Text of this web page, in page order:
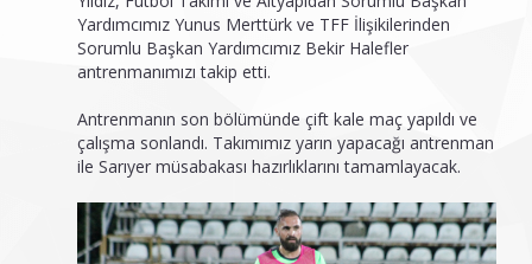
Yardımcımız Yunus Merttürk ve TFF İlişikilerinden
Sorumlu Başkan Yardımcımız Bekir Halefler
antrenmanımızı takip etti.
Antrenmanın son bölümünde çift kale maç yapıldı ve
çalışma sonlandı. Takımımız yarın yapacağı antrenman
ile Sarıyer müsabakası hazırlıklarını tamamlayacak.